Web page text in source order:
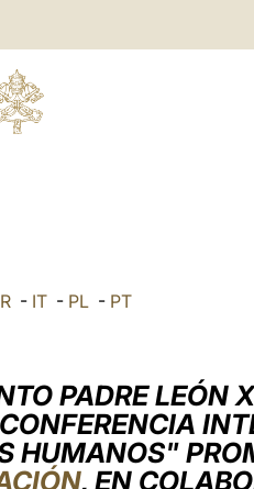
- IT- PL- PT
PADRE LEÓN
HUMANOS"
, EN